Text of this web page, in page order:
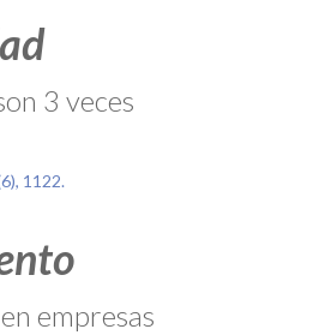
3 veces
1122.
empresas